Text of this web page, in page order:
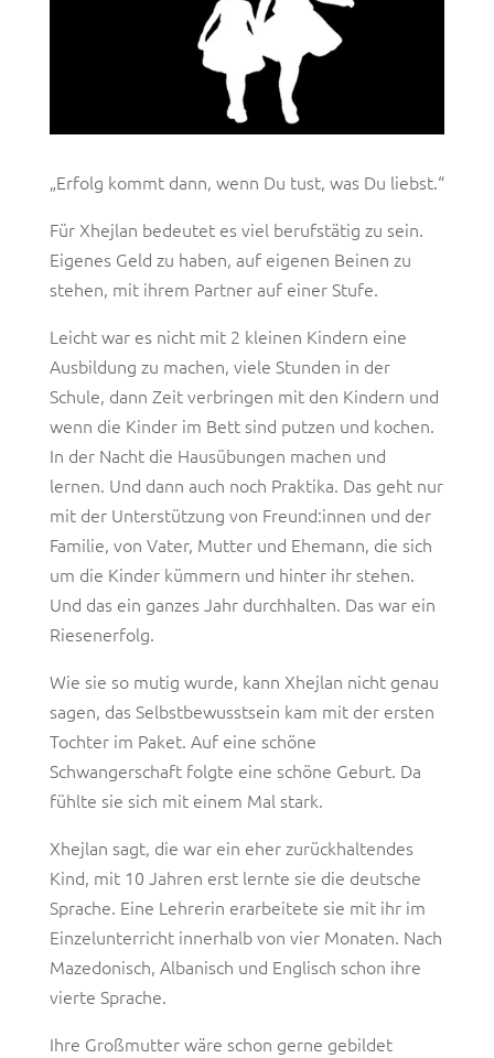
„Erfolg kommt dann, wenn Du tust, was Du liebst.“
Für Xhejlan bedeutet es viel berufstätig zu sein.
Eigenes Geld zu haben, auf eigenen Beinen zu
stehen, mit ihrem Partner auf einer Stufe.
Leicht war es nicht mit 2 kleinen Kindern eine
Ausbildung zu machen, viele Stunden in der
Schule, dann Zeit verbringen mit den Kindern und
wenn die Kinder im Bett sind putzen und kochen.
In der Nacht die Hausübungen machen und
lernen. Und dann auch noch Praktika. Das geht nur
mit der Unterstützung von Freund:innen und der
Familie, von Vater, Mutter und Ehemann, die sich
um die Kinder kümmern und hinter ihr stehen.
Und das ein ganzes Jahr durchhalten. Das war ein
Riesenerfolg.
Wie sie so mutig wurde, kann Xhejlan nicht genau
sagen, das Selbstbewusstsein kam mit der ersten
Tochter im Paket. Auf eine schöne
Schwangerschaft folgte eine schöne Geburt. Da
fühlte sie sich mit einem Mal stark.
Xhejlan sagt, die war ein eher zurückhaltendes
Kind, mit 10 Jahren erst lernte sie die deutsche
Sprache. Eine Lehrerin erarbeitete sie mit ihr im
Einzelunterricht innerhalb von vier Monaten. Nach
Mazedonisch, Albanisch und Englisch schon ihre
vierte Sprache.
Ihre Großmutter wäre schon gerne gebildet